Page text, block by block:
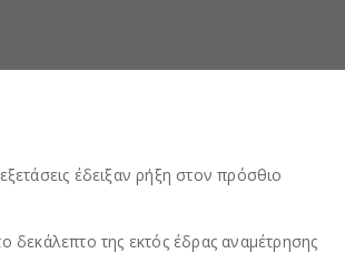
έδειξαν ρήξη στον πρόσθιο
της εκτός έδρας αναμέτρησης